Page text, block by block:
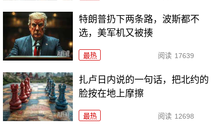
特朗普扔下两条路，波斯都不
选，美军机又被揍
最热 阅读 17639
扎卢日内说的一句话，把北约的
脸按在地上摩擦
最热 阅读 12698